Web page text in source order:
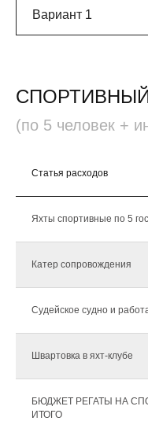
(по 5 человек +
Статья расходов
Яхты спортивные по 5
Катер сопровождения
Судейское судно и
Швартовка в яхт-клубе
БЮДЖЕТ РЕГАТЫ НА
ИТОГО